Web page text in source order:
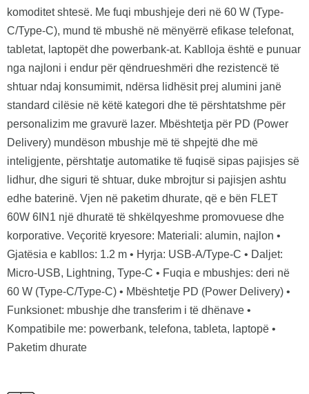
komoditet shtesë. Me fuqi mbushjeje deri në 60 W (Type-
C/Type-C), mund të mbushë në mënyërrë efikase telefonat,
tabletat, laptopët dhe powerbank-at. Kablloja është e punuar
nga najloni i endur për qëndrueshmëri dhe rezistencë të
shtuar ndaj konsumimit, ndërsa lidhësit prej alumini janë
standard cilësie në këtë kategori dhe të përshtatshme për
personalizim me gravurë lazer. Mbështetja për PD (Power
Delivery) mundëson mbushje më të shpejtë dhe më
inteligjente, përshtatje automatike të fuqisë sipas pajisjes së
lidhur, dhe siguri të shtuar, duke mbrojtur si pajisjen ashtu
edhe baterinë. Vjen në paketim dhurate, që e bën FLET
60W 6IN1 një dhuratë të shkëlqyeshme promovuese dhe
korporative. Veçoritë kryesore: Materiali: alumin, najlon •
Gjatësia e kabllos: 1.2 m • Hyrja: USB-A/Type-C • Daljet:
Micro-USB, Lightning, Type-C • Fuqia e mbushjes: deri në
60 W (Type-C/Type-C) • Mbështetje PD (Power Delivery) •
Funksionet: mbushje dhe transferim i të dhënave •
Kompatibile me: powerbank, telefona, tableta, laptopë •
Paketim dhurate